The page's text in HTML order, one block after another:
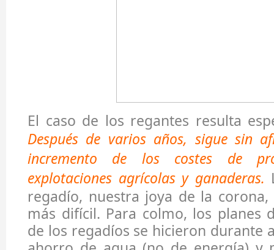
El caso de los regantes resulta
Después de varios años, sigue sin
incremento de los costes de
explotaciones agrícolas y ganaderas.
regadío, nuestra joya de la
más difícil. Para colmo, los planes
de los regadíos se hicieron durante